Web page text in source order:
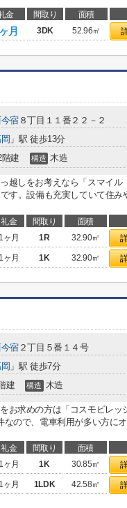
金 間取り 面積
月 3DK 52.96㎡
宿８丁目１１番２２－２
」駅 徒歩13分
階建 構造 木造
越しをお考えなら「スマイ
す。設備も充実していて住み
礼金 間取り 面積
1ヶ月 1R 32.90㎡
1ヶ月 1K 32.90㎡
宿２丁目５番１４号
」駅 徒歩7分
建 構造 木造
お求めの方は「コスモビレッ
なので、電車利用が多い方に
礼金 間取り 面積
1ヶ月 1K 30.85㎡
1ヶ月 1LDK 42.58㎡